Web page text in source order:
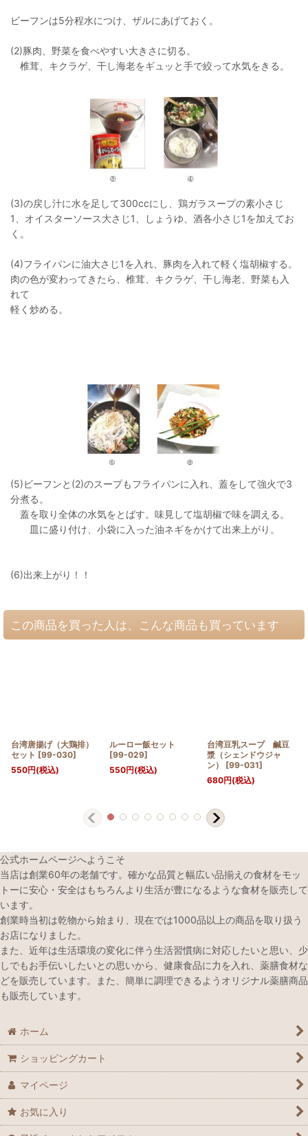
ビーフンは5分程水につけ、ザルにあげておく。
(2)豚肉、野菜を食べやすい大きさに切る。
椎茸、キクラゲ、干し海老をギュッと手で絞って水気をきる。
(3)の戻し汁に水を足して300ccにし、鶏ガラスープの素小さじ
1、オイスターソース大さじ1、しょうゆ、酒各小さじ1を加えてお
く。
(4)フライパンに油大さじ1を入れ、豚肉を入れて軽く塩胡椒する。
肉の色が変わってきたら、椎茸、キクラゲ、干し海老、野菜も入
れて
軽く炒める。
(5)ビーフンと(2)のスープもフライパンに入れ、蓋をして強火で3
分煮る。
蓋を取り全体の水気をとばす。味見して塩胡椒で味を調える。
皿に盛り付け、小袋に入った油ネギをかけて出来上がり。
(6)出来上がり！！
この商品を買った人は、こんな商品も買っています
台湾唐揚げ（大鶏排）
セット [99-030]
550円(税込)
ルーロー飯セット
[99-029]
550円(税込)
台湾豆乳スープ 鹹豆
漿（シェンドウジャ
ン）
[99-031]
680円(税込)
公式ホームページへようこそ
当店は創業60年の老舗です。確かな品質と幅広い品揃えの食材をモッ
トーに安心・安全はもちろんより生活が豊になるような食材を販売して
います。
創業時当初は乾物から始まり、現在では1000品以上の商品を取り扱う
お店になりました。
また、近年は生活環境の変化に伴う生活習慣病に対応したいと思い、少
しでもお手伝いしたいとの思いから、健康食品に力を入れ、薬膳食材な
どを販売しています。また、簡単に調理できるようオリジナル薬膳商品
も販売しています。
ホーム
ショッピングカート
マイページ
お気に入り